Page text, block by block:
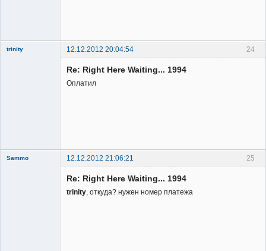
24
trinity 12.12.2012 20:04:54
Re: Right Here Waiting... 1994
Оплатил
25
Sammo
12.12.2012 21:06:21
Re: Right Here Waiting... 1994
trinity, откуда? нужен номер платежа